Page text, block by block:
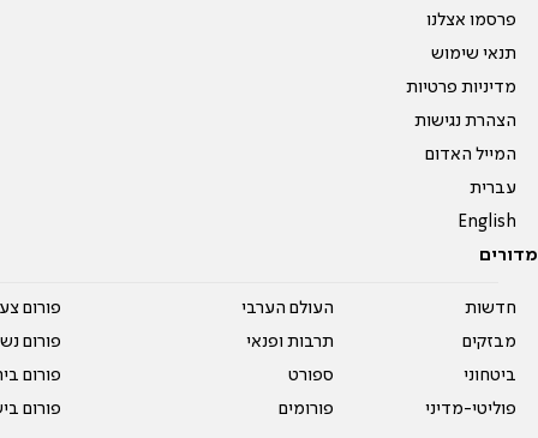
פרסמו אצלנו
תנאי שימוש
מדיניות פרטיות
הצהרת נגישות
המייל האדום
עברית
English
מדורים
חדשות
מבזקים
ביטחוני
פוליטי-מדיני
העולם הערבי
תרבות ופנאי
ספורט
פורומים
פורום
פורום
פורום
פורום